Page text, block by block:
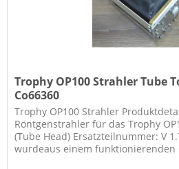
Trophy OP100 Strahler Tube
Co66360
Trophy OP100 Strahler
Röntgenstrahler für das Trophy
(Tube Head) Ersatzteilnummer: V
wurdeaus einem